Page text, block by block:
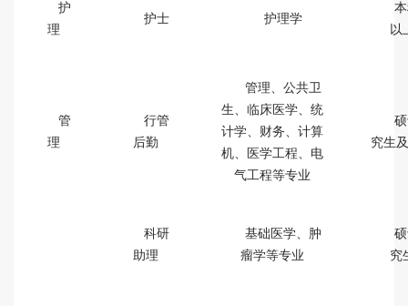
护
理
护士 护理学
以
管
理
行管
后勤
管理、公共卫
生、临床医学、统
计学、财务、计算
机、医学工程、电
气工程等专业
究生
科研
助理
基础医学、肿
瘤学等专业
究